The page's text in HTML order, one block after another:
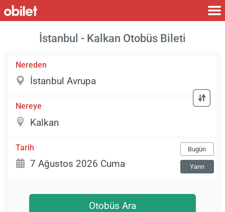
İstanbul - Kalkan Otobüs Bileti
Nereden
Nereye
Tarih Bugün
Yarın
Otobüs Ara